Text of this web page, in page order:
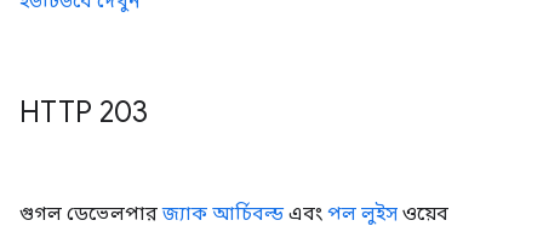
HTTP 203
গুগল ডেভেলপারজ্যাক আর্চিবল্ডএবং পল লুইস ওয়েব